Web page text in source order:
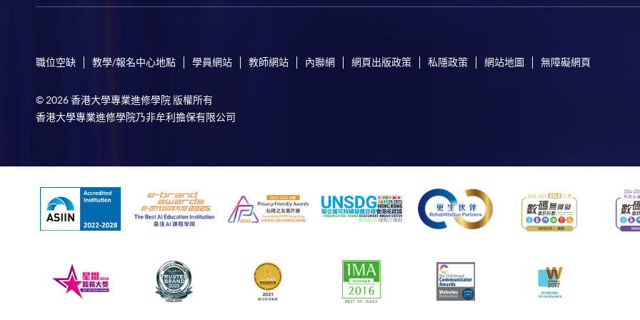
職位空缺 教學/報名中心地點 學員網站 教師網站 內聯網 網頁出版政策 私隱政策 網站地圖 無障礙網頁
© 2026 香港大學專業進修學院 版權所有
香港大學專業進修學院乃非牟利擔保有限公司